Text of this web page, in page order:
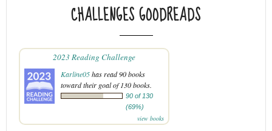
CHALLENGES GOODREADS
2023 Reading Challenge
Karline05has read 90 books
toward their goal of 130 books.
90 of 130
(69%)
view books